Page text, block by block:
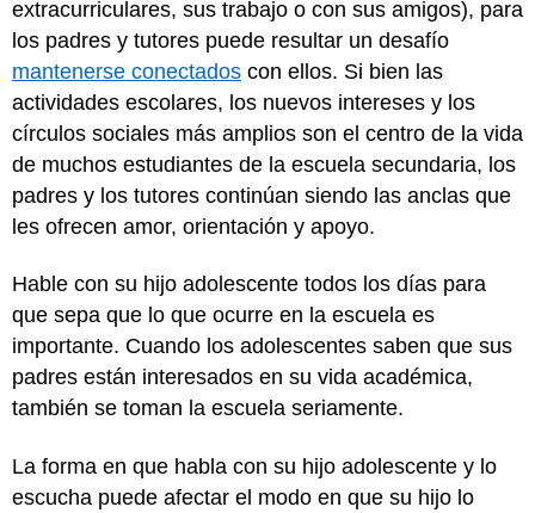
extracurriculares, sus trabajo o con sus amigos), para
los padres y tutores puede resultar un desafío
mantenerse conectados con ellos. Si bien las
actividades escolares, los nuevos intereses y los
círculos sociales más amplios son el centro de la vida
de muchos estudiantes de la escuela secundaria, los
padres y los tutores continúan siendo las anclas que
les ofrecen amor, orientación y apoyo.
Hable con su hijo adolescente todos los días para
que sepa que lo que ocurre en la escuela es
importante. Cuando los adolescentes saben que sus
padres están interesados en su vida académica,
también se toman la escuela seriamente.
La forma en que habla con su hijo adolescente y lo
escucha puede afectar el modo en que su hijo lo